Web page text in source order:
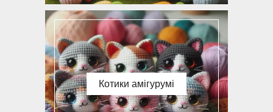
Котики амігурумі